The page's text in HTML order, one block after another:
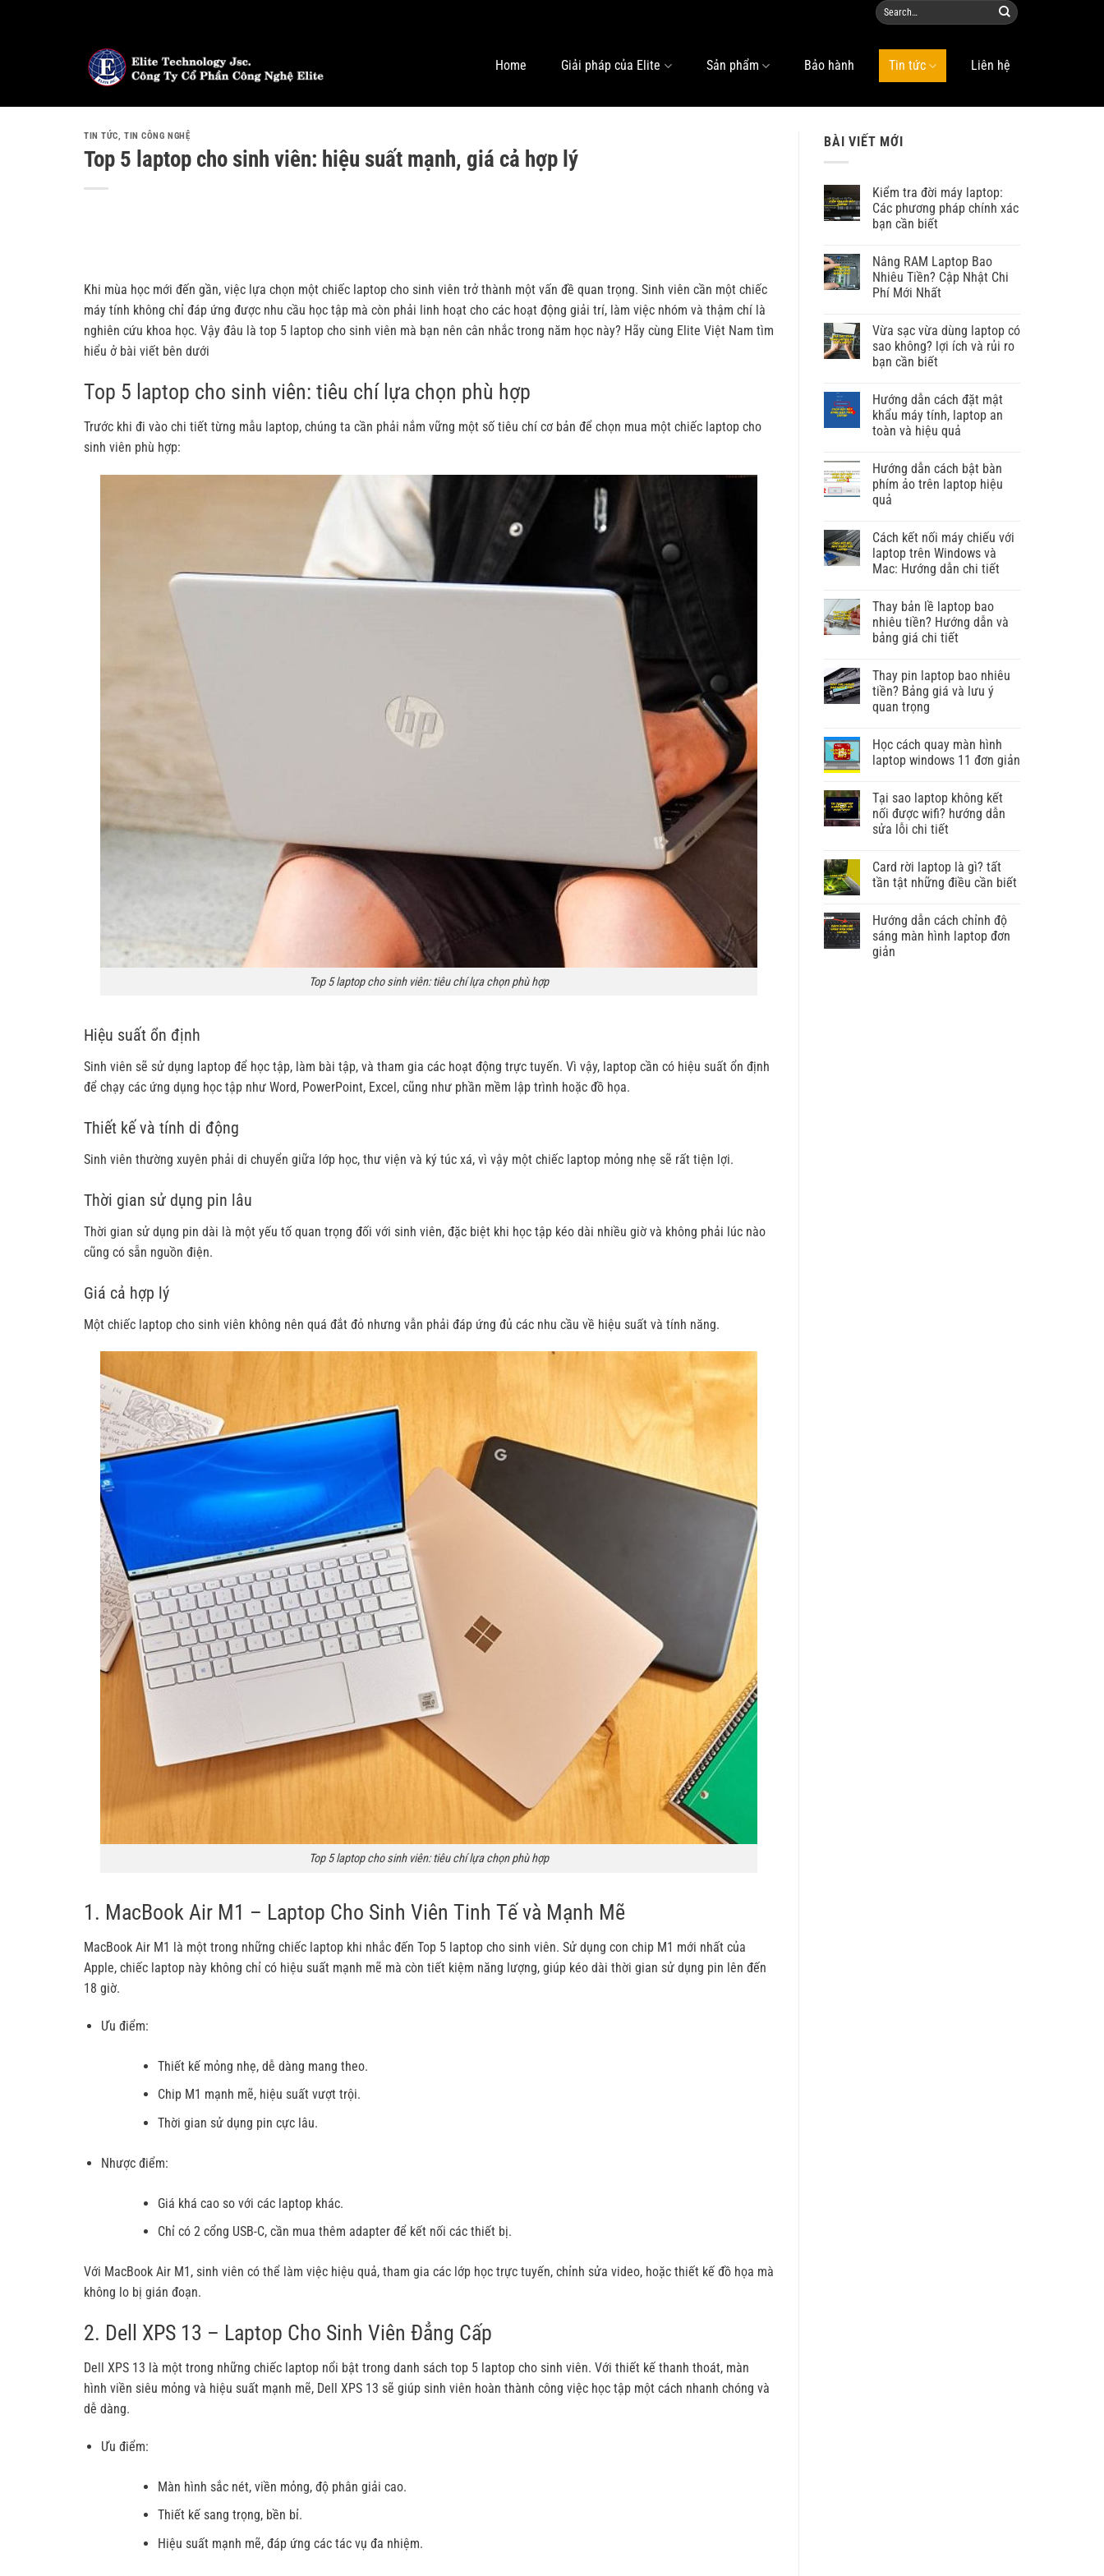
Home Giải pháp của Elite Sản phẩm Bảo hành Tin tức Liên hệ
TIN TỨC,TIN CÔNG NGHỆ
Top 5 laptop cho sinh viên: hiệu suất mạnh, giá cả hợp lý
Khi mùa học mới đến gần, việc lựa chọn một chiếc laptop cho sinh viên trở thành một vấn đề quan trọng. Sinh viên cần một chiếc
máy tính không chỉ đáp ứng được nhu cầu học tập mà còn phải linh hoạt cho các hoạt động giải trí, làm việc nhóm và thậm chí là
nghiên cứu khoa học. Vậy đâu là top 5 laptop cho sinh viên mà bạn nên cân nhắc trong năm học này? Hãy cùng Elite Việt Nam tìm
hiểu ở bài viết bên dưới
Top 5 laptop cho sinh viên: tiêu chí lựa chọn phù hợp
Trước khi đi vào chi tiết từng mẫu laptop, chúng ta cần phải nắm vững một số tiêu chí cơ bản để chọn mua một chiếc laptop cho
sinh viên phù hợp:
Top 5 laptop cho sinh viên: tiêu chí lựa chọn phù hợp
Hiệu suất ổn định
Sinh viên sẽ sử dụng laptop để học tập, làm bài tập, và tham gia các hoạt động trực tuyến. Vì vậy, laptop cần có hiệu suất ổn định
để chạy các ứng dụng học tập như Word, PowerPoint, Excel, cũng như phần mềm lập trình hoặc đồ họa.
Thiết kế và tính di động
Sinh viên thường xuyên phải di chuyển giữa lớp học, thư viện và ký túc xá, vì vậy một chiếc laptop mỏng nhẹ sẽ rất tiện lợi.
Thời gian sử dụng pin lâu
Thời gian sử dụng pin dài là một yếu tố quan trọng đối với sinh viên, đặc biệt khi học tập kéo dài nhiều giờ và không phải lúc nào
cũng có sẵn nguồn điện.
Giá cả hợp lý
Một chiếc laptop cho sinh viên không nên quá đắt đỏ nhưng vẫn phải đáp ứng đủ các nhu cầu về hiệu suất và tính năng.
Top 5 laptop cho sinh viên: tiêu chí lựa chọn phù hợp
1. MacBook Air M1 – Laptop Cho Sinh Viên Tinh Tế và Mạnh Mẽ
MacBook Air M1 là một trong những chiếc laptop khi nhắc đến Top 5 laptop cho sinh viên. Sử dụng con chip M1 mới nhất của
Apple, chiếc laptop này không chỉ có hiệu suất mạnh mẽ mà còn tiết kiệm năng lượng, giúp kéo dài thời gian sử dụng pin lên đến
18 giờ.
Ưu điểm:
Thiết kế mỏng nhẹ, dễ dàng mang theo.
Chip M1 mạnh mẽ, hiệu suất vượt trội.
Thời gian sử dụng pin cực lâu.
Nhược điểm:
Giá khá cao so với các laptop khác.
Chỉ có 2 cổng USB-C, cần mua thêm adapter để kết nối các thiết bị.
Với MacBook Air M1, sinh viên có thể làm việc hiệu quả, tham gia các lớp học trực tuyến, chỉnh sửa video, hoặc thiết kế đồ họa mà
không lo bị gián đoạn.
2. Dell XPS 13 – Laptop Cho Sinh Viên Đẳng Cấp
Dell XPS 13 là một trong những chiếc laptop nổi bật trong danh sách top 5 laptop cho sinh viên. Với thiết kế thanh thoát, màn
hình viền siêu mỏng và hiệu suất mạnh mẽ, Dell XPS 13 sẽ giúp sinh viên hoàn thành công việc học tập một cách nhanh chóng và
dễ dàng.
Ưu điểm:
Màn hình sắc nét, viền mỏng, độ phân giải cao.
Thiết kế sang trọng, bền bỉ.
Hiệu suất mạnh mẽ, đáp ứng các tác vụ đa nhiệm.
BÀI VIẾT MỚI
Kiểm tra đời máy laptop:
Các phương pháp chính xác
bạn cần biết
Nâng RAM Laptop Bao
Nhiêu Tiền? Cập Nhật Chi
Phí Mới Nhất
Vừa sạc vừa dùng laptop có
sao không? lợi ích và rủi ro
bạn cần biết
Hướng dẫn cách đặt mật
khẩu máy tính, laptop an
toàn và hiệu quả
Hướng dẫn cách bật bàn
phím ảo trên laptop hiệu
quả
Cách kết nối máy chiếu với
laptop trên Windows và
Mac: Hướng dẫn chi tiết
Thay bản lề laptop bao
nhiêu tiền? Hướng dẫn và
bảng giá chi tiết
Thay pin laptop bao nhiêu
tiền? Bảng giá và lưu ý
quan trọng
Học cách quay màn hình
laptop windows 11 đơn giản
Tại sao laptop không kết
nối được wifi? hướng dẫn
sửa lỗi chi tiết
Card rời laptop là gì? tất
tần tật những điều cần biết
Hướng dẫn cách chỉnh độ
sáng màn hình laptop đơn
giản